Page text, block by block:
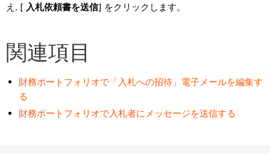
[ 入札依頼書を送信] をクリックします。
関連項目
財務ポートフォリオで「入札への招待」電子メールを編集す
る
財務ポートフォリオで入札者にメッセージを送信する